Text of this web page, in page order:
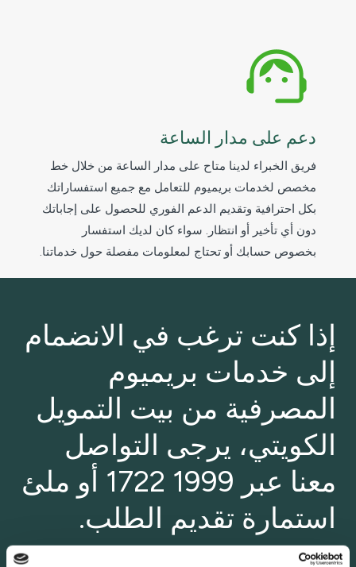
دعم على مدار الساعة
فريق الخبراء لدينا متاح على مدار الساعة من خلال خط
مخصص لخدمات بريميوم للتعامل مع جميع استفساراتك
بكل احترافية وتقديم الدعم الفوري للحصول على إجاباتك
دون أي تأخير أو انتظار. سواء كان لديك استفسار
بخصوص حسابك أو تحتاج لمعلومات مفصلة حول خدماتنا.
إذا كنت ترغب في الانضمام
إلى خدمات بريميوم
المصرفية من بيت التمويل
الكويتي، يرجى التواصل
معنا عبر 1999 1722 أو ملئ
استمارة تقديم الطلب.
يشترط توفر حد أدنى من الرصيد بمبلغ لا يقل عن 200,000 دولار